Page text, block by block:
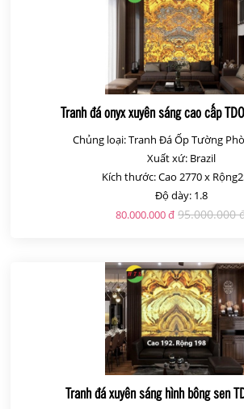
Tranh đá onyx xuyên sáng cao cấp
Chủng loại: Tranh Đá Ốp Tường
Xuất xứ: Brazil
Kích thước: Cao 2770 x
Độ dày: 1.8
80.000.000 đ 95.000.000
Tranh đá xuyên sáng hình bông sen